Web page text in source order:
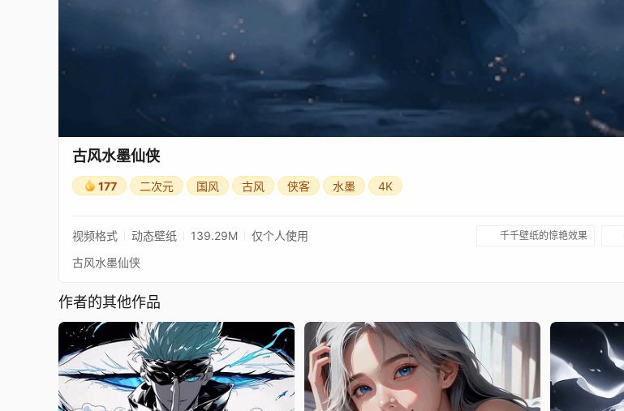
古风水墨仙侠
177 二次元 国风 古风 侠客 水墨 4K
视频格式 动态壁纸 139.29M 仅个人使用 千千壁纸的惊艳效果
古风水墨仙侠
作者的其他作品